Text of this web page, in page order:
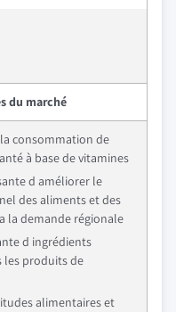
du marché
consommation de
à base de vitamines
d améliorer le
des aliments et des
la demande régionale
d ingrédients
les produits de
alimentaires et